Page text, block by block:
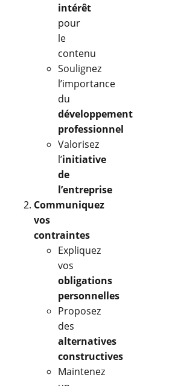
intérêt
pour
le
contenu
Soulignez
l’importance
du
développement
professionnel
Valorisez
l’initiative
de
l’entreprise
Communiquez
vos
contraintes
Expliquez
vos
obligations
personnelles
Proposez
des
alternatives
constructives
Maintenez